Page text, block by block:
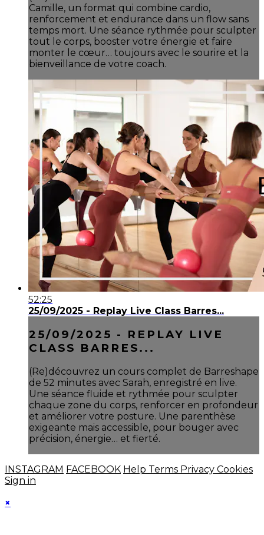
Camille, un format qui combine cardio,
renforcement et endurance dans un flow sans
temps mort. Une séance rythmée pour sculpter
tout le corps, booster votre énergie et faire
monter le cœur… toujours avec le sourire et la
bienveillance de votre coach.
52:25
25/09/2025 - Replay Live Class Barres...
25/09/2025 - REPLAY LIVE
CLASS BARRES...
(Re)découvrez un cours complet de Barreshape
de 52 minutes avec Sarah, enregistré en live.
Une séance fluide et rythmée pour sculpter
chaque zone du corps, renforcer en profondeur
et améliorer votre posture. Une parenthèse
exigeante mais accessible, pour bouger avec
précision, énergie… et fierté.
INSTAGRAM FACEBOOK Help Terms Privacy Cookies
Sign in
×